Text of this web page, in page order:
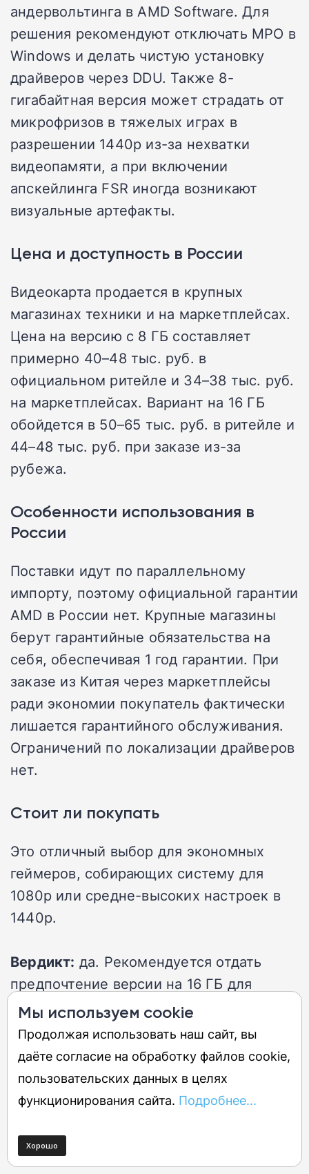
андервольтинга в AMD Software. Для
решения рекомендуют отключать MPO в
Windows и делать чистую установку
драйверов через DDU. Также 8-
гигабайтная версия может страдать от
микрофризов в тяжелых играх в
разрешении 1440p из-за нехватки
видеопамяти, а при включении
апскейлинга FSR иногда возникают
визуальные артефакты.
Цена и доступность в России
Видеокарта продается в крупных
магазинах техники и на маркетплейсах.
Цена на версию с 8 ГБ составляет
примерно 40–48 тыс. руб. в
официальном ритейле и 34–38 тыс. руб.
на маркетплейсах. Вариант на 16 ГБ
обойдется в 50–65 тыс. руб. в ритейле и
44–48 тыс. руб. при заказе из-за
рубежа.
Особенности использования в
России
Поставки идут по параллельному
импорту, поэтому официальной гарантии
AMD в России нет. Крупные магазины
берут гарантийные обязательства на
себя, обеспечивая 1 год гарантии. При
заказе из Китая через маркетплейсы
ради экономии покупатель фактически
лишается гарантийного обслуживания.
Ограничений по локализации драйверов
нет.
Стоит ли покупать
Это отличный выбор для экономных
геймеров, собирающих систему для
1080p или средне-высоких настроек в
1440p.
Вердикт: да. Рекомендуется отдать
предпочтение версии на 16 ГБ для
запаса на будущее, чтобы избежать
нехватки видеопамяти в современных
проектах.
ЧИТАЙТЕ НАШ ПОЛНЫЙ ОБЗОР
AMD RADEON RX 9060 XT
Мы используем cookie
Продолжая использовать наш сайт, вы
даёте согласие на обработку файлов cookie,
пользовательских данных в целях
функционирования сайта. Подробнее...